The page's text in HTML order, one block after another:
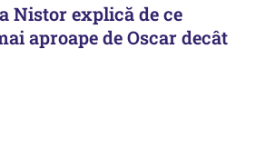
Nistor explică de ce
aproape de Oscar decât